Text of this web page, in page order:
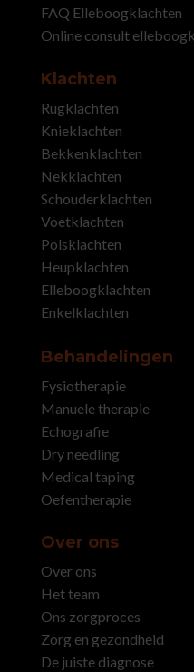
FAQ Elleboogklachten
Online consult
Klachten
Rugklachten
Knieklachten
Bekkenklachten
Nekklachten
Schouderklachten
Voetklachten
Polsklachten
Heupklachten
Elleboogklachten
Enkelklachten
Behandelingen
Fysiotherapie
Manuele therapie
Echografie
Dry needling
Medical taping
Oefentherapie
Over ons
Over ons
Het team
Ons zorgproces
Zorg en gezondheid
De juiste diagnose